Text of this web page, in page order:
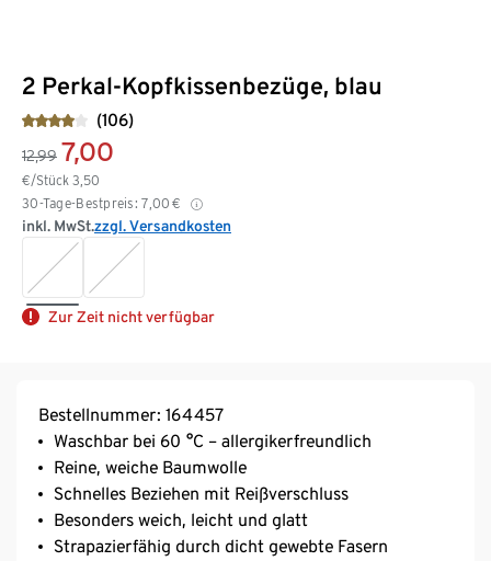
2 Perkal-Kopfkissenbezüge, blau
(106)
12,99 7,00
€/Stück 3,50
30-Tage-Bestpreis: 7,00 €
inkl. MwSt.zzgl. Versandkosten
Zur Zeit nicht verfügbar
Bestellnummer: 164457
Waschbar bei 60 °C – allergikerfreundlich
Reine, weiche Baumwolle
Schnelles Beziehen mit Reißverschluss
Besonders weich, leicht und glatt
Strapazierfähig durch dicht gewebte Fasern